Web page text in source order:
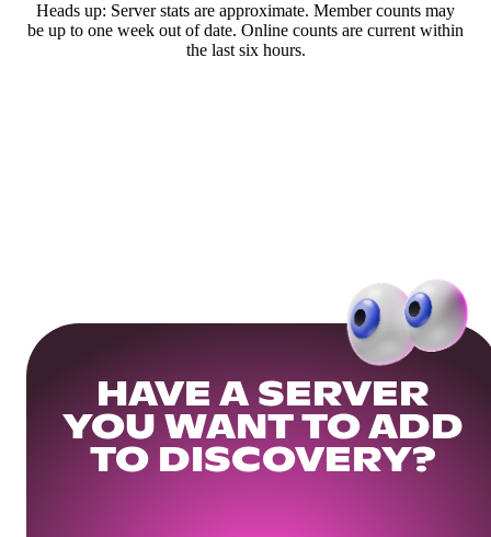
Heads up: Server stats are approximate. Member counts may
be up to one week out of date. Online counts are current within
the last six hours.
HAVE A SERVER
YOU WANT TO ADD
TO DISCOVERY?